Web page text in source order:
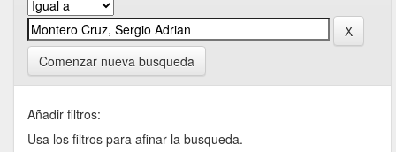
Comenzar nueva busqueda
Añadir filtros:
Usa los filtros para afinar la busqueda.